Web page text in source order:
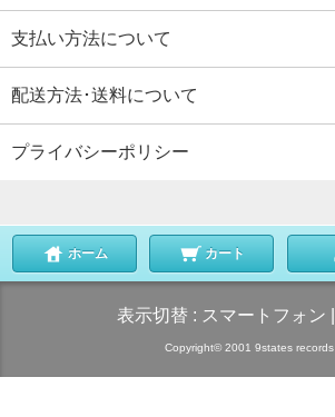
支払い方法について
配送方法･送料について
プライバシーポリシー
ホーム カート
表示切替 : スマートフォン
Copyright© 2001 9states records